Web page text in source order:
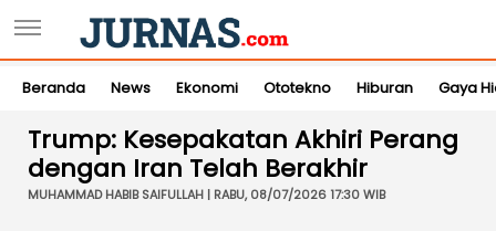
Beranda News Ekonomi Ototekno Hiburan Gaya
Trump: Kesepakatan Akhiri Perang
dengan Iran Telah Berakhir
MUHAMMAD HABIB SAIFULLAH | RABU, 08/07/2026 17:30 WIB